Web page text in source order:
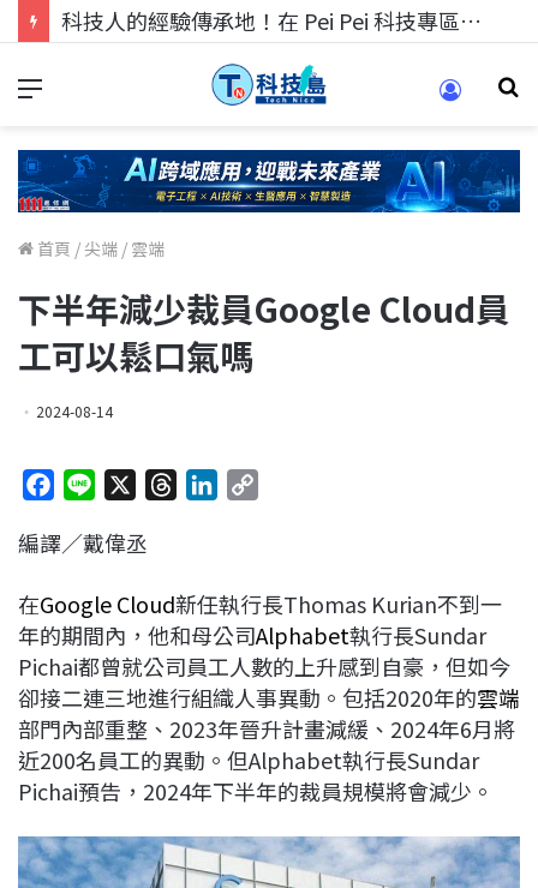
科技人找工作，就到TECH+ 科技專區!
首頁 /尖端 / 雲端
下半年減少裁員Google Cloud員
工可以鬆口氣嗎
2024-08-14
c
b
o
o
k
n
a
d
s
e
d
I
n
L
i
n
k
編譯／戴偉丞
在Google Cloud新任執行長Thomas Kurian不到一
年的期間內，他和母公司Alphabet執行長Sundar
Pichai都曾就公司員工人數的上升感到自豪，但如今
卻接二連三地進行組織人事異動。包括2020年的雲端
部門內部重整、2023年晉升計畫減緩、2024年6月將
近200名員工的異動。但Alphabet執行長Sundar
Pichai預告，2024年下半年的裁員規模將會減少。